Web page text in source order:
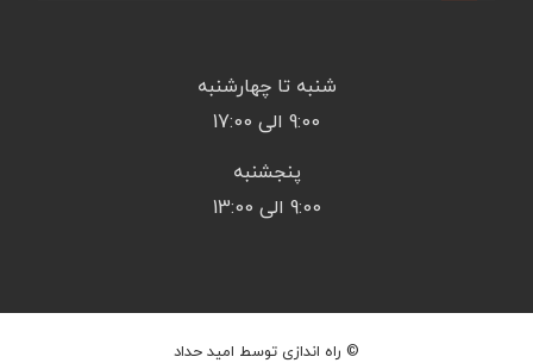
شنبه تا چهارشنبه
9:00 الی 17:00
پنجشنبه
9:00 الی 13:00
© راه اندازی توسط امید حداد